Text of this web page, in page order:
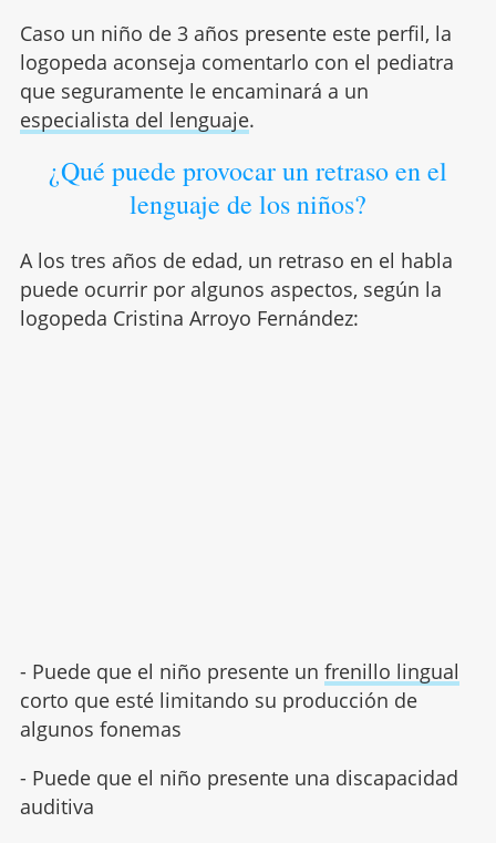
Caso un niño de 3 años presente este perfil, la
logopeda aconseja comentarlo con el pediatra
que seguramente le encaminará a un
especialista del lenguaje.
¿Qué puede provocar un retraso en el
lenguaje de los niños?
A los tres años de edad, un retraso en el habla
puede ocurrir por algunos aspectos, según la
logopeda Cristina Arroyo Fernández:
- Puede que el niño presente un frenillo lingual
corto que esté limitando su producción de
algunos fonemas
- Puede que el niño presente una discapacidad
auditiva